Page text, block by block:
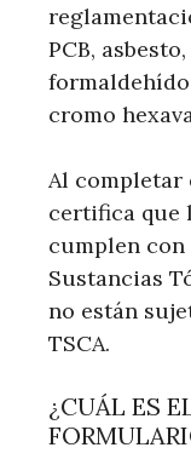
PCB,
cromo
Al completar
certifica que
cumplen
Sustancias
no están
TSCA.
¿CUÁL ES